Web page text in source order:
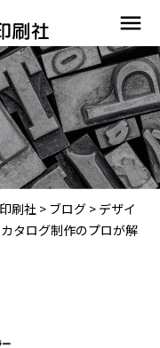
menu
刷社 > ブログ > デザイ
タログ制作のプロが解